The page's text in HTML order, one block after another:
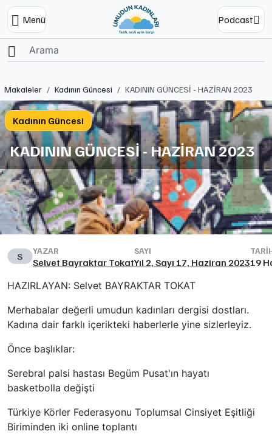
Menü Podcast
Ana Sayfa
Makaleler Kadının Güncesi KADININ GÜNCESİ - HAZİRAN 2023
Kadının Güncesi
KADININ GÜNCESİ - HAZİRAN 2023
S YAZAR
Selvet Bayraktar Tokat
SAYI
Yıl 2, Sayı 17, Haziran 202319
HAZIRLAYAN: Selvet BAYRAKTAR TOKAT
Merhabalar değerli umudun kadınları dergisi dostları.
Kadına dair farklı içerikteki haberlerle yine sizlerleyiz.
Önce başlıklar:
Serebral palsi hastası Begüm Pusat'ın hayatı
basketbolla değişti
Türkiye Körler Federasyonu Toplumsal Cinsiyet Eşitliği
Biriminden iki online toplantı